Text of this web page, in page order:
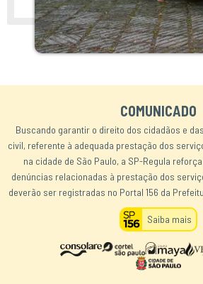
COMUNICADO
Buscando garantir o direito dos cidadãos e
civil, referente à adequada prestação dos
na cidade de São Paulo, a SP-Regula
denúncias relacionadas à prestação dos
deverão ser registradas no Portal 156 da
Saiba mais